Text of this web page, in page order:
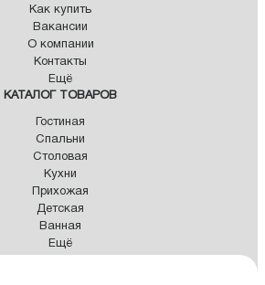
Как купить
Вакансии
О компании
Контакты
Ещё
КАТАЛОГ ТОВАРОВ
Гостиная
Спальни
Столовая
Кухни
Прихожая
Детская
Ванная
Ещё